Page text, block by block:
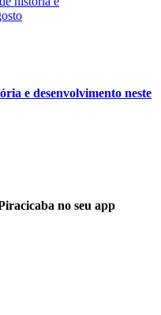
e desenvolvimento neste
no seu app